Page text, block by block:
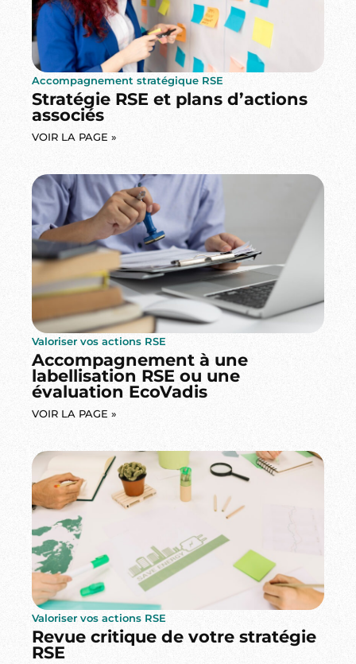
Accompagnement stratégique RSE
Stratégie RSE et plans d’actions
associés
VOIR LA PAGE »
Valoriser vos actions RSE
Accompagnement à une
labellisation RSE ou une
évaluation EcoVadis
VOIR LA PAGE »
Valoriser vos actions RSE
Revue critique de votre stratégie
RSE